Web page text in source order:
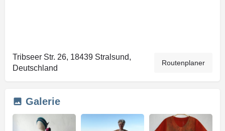
Tribseer Str. 26, 18439 Stralsund,
Deutschland
Routenplaner
Galerie